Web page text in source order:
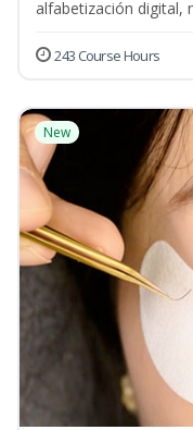
alfabetización digital,
243 Course Hours
New